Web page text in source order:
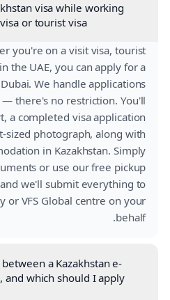
visa while working
or tourist visa?
you're on a visit visa, tourist
the UAE, you can apply for a
We handle applications
there's no restriction. You'll
a completed visa application
sized photograph, along with
in Kazakhstan. Simply
or use our free pickup
we'll submit everything to
or VFS Global centre on your
behalf.
a Kazakhstan e-
and which should I apply